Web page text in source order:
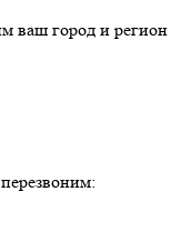
ваш город и регион